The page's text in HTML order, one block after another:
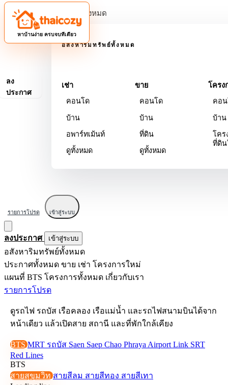
หาบ้านง่าย ครบจบที่เดียว
ลง
ประกาศ
ดูทรัพย์ทั้งหมด
อสังหาริมทรัพย์ทั้งหมด
เช่า
คอนโด
บ้าน
อพาร์ทเม้นท์
ดูทั้งหมด
ขาย
คอนโด
บ้าน
ที่ดิน
ดูทั้งหมด
โครง
คอ
บ้าน
โคร
ที่ดิน
รายการโปรด เข้าสู่ระบบ
ลงประกาศ เข้าสู่ระบบ
อสังหาริมทรัพย์ทั้งหมด
ประกาศทั้งหมด ขาย เช่า โครงการใหม่
แผนที่ BTS โครงการทั้งหมด เกี่ยวกับเรา
รายการโปรด
ดูรถไฟ รถบัส เรือคลอง เรือแม่น้ำ และรถไฟสนามบินได้จาก
หน้าเดียว แล้วเปิดสาย สถานี และที่พักใกล้เคียง
BTS MRT รถบัส Saen Saep Chao Phraya Airport Link SRT
Red Lines
BTS
สายสุขุมวิท สายสีลม สายสีทอง สายสีเทา